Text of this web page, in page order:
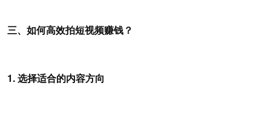
三、如何高效拍短视频赚钱？
1. 选择适合的内容方向